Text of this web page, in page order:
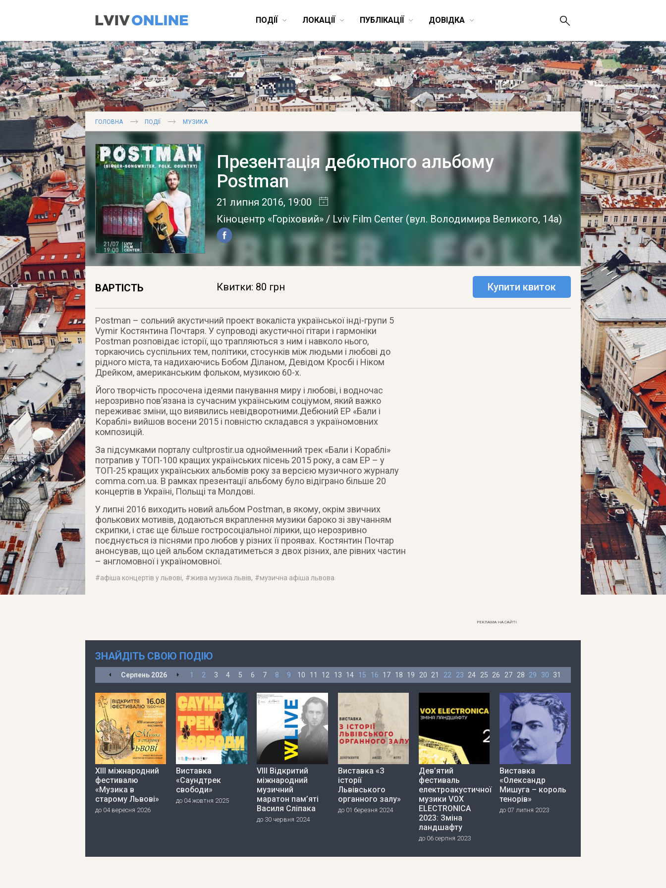
ПОДІЇ ЛОКАЦІЇ ПУБЛІКАЦІЇ ДОВІДКА
ГОЛОВНА ПОДІЇ МУЗИКА
Презентація дебютного альбому
Postman
21 липня 2016, 19:00
Кіноцентр «Горіховий» / Lviv Film Center (вул. Володимира Великого, 14а)
ВАРТІСТЬ Квитки: 80 грн Купити квиток
Postman – сольний акустичний проект вокаліста української інді-групи 5
Vymir Костянтина Почтаря. У супроводі акустичної гітари і гармоніки
Postman розповідає історії, що трапляються з ним і навколо нього,
торкаючись суспільних тем, політики, стосунків між людьми і любові до
рідного міста, та надихаючись Бобом Діланом, Девідом Кросбі і Ніком
Дрейком, американським фольком, музикою 60-х.
Його творчість просочена ідеями панування миру і любові, і водночас
нерозривно пов’язана із сучасним українським соціумом, який важко
переживає зміни, що виявились невідворотними.Дебюний ЕР «Бали і
Кораблі» вийшов восени 2015 і повністю складався з україномовних
композицій.
За підсумками порталу cultprostir.ua однойменний трек «Бали і Кораблі»
потрапив у ТОП-100 кращих українських пісень 2015 року, а сам ЕР – у
ТОП-25 кращих українських альбомів року за версією музичного журналу
comma.com.ua. В рамках презентації альбому було відіграно більше 20
концертів в Україні, Польщі та Молдові.
У липні 2016 виходить новий альбом Postman, в якому, окрім звичних
фолькових мотивів, додаються вкраплення музики бароко зі звучанням
скрипки, і стає ще більше гостросоціальної лірики, що нерозривно
поєднується із піснями про любов у різних її проявах. Костянтин Почтар
анонсував, що цей альбом складатиметься з двох різних, але рівних частин
– англомовної і україномовної.
#афіша концертів у львові, #жива музика львів, #музична афіша львова
РЕКЛАМА НА САЙТІ
ЗНАЙДІТЬ СВОЮ ПОДІЮ
Серпень 2026 1 2 3 4 5 6 7 8 9 10 11 12 13 14 15 16 17 18 19 20 21 22 23 24 25 26 27 28 29 30 31
ХІІІ міжнародний
фестивалю
«Музика в
старому Львові»
до 04 вересня 2026
Виставка
«Саундтрек
свободи»
до 04 жовтня 2025
VIII Відкритий
міжнародний
музичний
маратон пам’яті
Василя Сліпака
до 30 червня 2024
Виставка «З
історії
Львівського
органного залу»
до 01 березня 2024
Дев’ятий
фестиваль
електроакустичної
музики VOX
ELECTRONICA
2023: Зміна
ландшафту
до 06 серпня 2023
Виставка
«Олександр
Мишуга – король
тенорів»
до 07 липня 2023